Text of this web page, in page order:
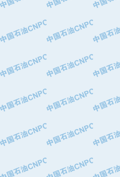
·成都皖东仪表电缆成套系统有限公司
·河北保定天威集团特变电气有限公司
·中国石油抚顺石化公司
·托肯恒山科技（广州）有限公司
·中国石油兰州石油化工公司
·大庆油田飞马有限公司
·大庆油田有限责任公司
·中国石油辽河油田分公司
·中国石油华北油田公司
·中国石油锦西石化分公司
·大港油田集团有限责任公司
·天津钢管集团股份有限公司
·深圳市肯多斯实业发展有限公司